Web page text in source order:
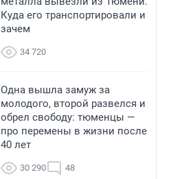
Куда его транспортировали и
зачем
34 720
Одна вышла замуж за
молодого, второй развелся и
обрел свободу: тюменцы —
про перемены в жизни после
40 лет
30 290 48